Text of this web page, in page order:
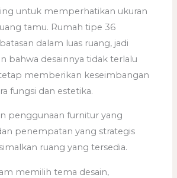
untuk memperhatikan ukuran
tamu. Rumah tipe 36
dalam luas ruang, jadi
bahwa desainnya tidak terlalu
memberikan keseimbangan
fungsi dan estetika.
penggunaan furnitur yang
penempatan yang strategis
ruang yang tersedia.
memilih tema desain,